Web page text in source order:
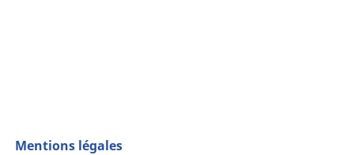
Mentions légales